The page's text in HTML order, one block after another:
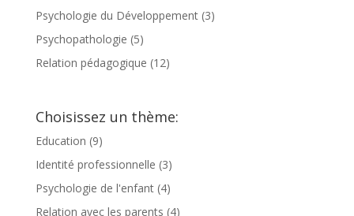
Psychologie du Développement(3)
Psychopathologie (5)
Relation pédagogique (12)
Choisissez un thème:
Education (9)
Identité professionnelle (3)
Psychologie de l'enfant(4)
Relation avec les parents (4)